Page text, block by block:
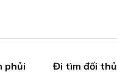
phủi Đi tìm đối thủ